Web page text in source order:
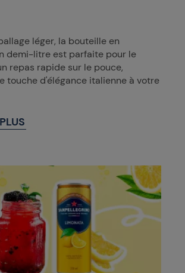
léger, la bouteille en
demi-litre est parfaite pour le
repas rapide sur le pouce,
touche d'élégance italienne à votre